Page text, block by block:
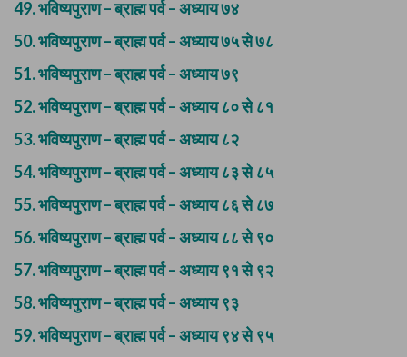
49.भविष्यपुराण – ब्राह्म पर्व – अध्याय ७४
50.भविष्यपुराण – ब्राह्म पर्व – अध्याय ७५ से ७८
51.भविष्यपुराण – ब्राह्म पर्व – अध्याय ७९
52.भविष्यपुराण – ब्राह्म पर्व – अध्याय ८० से ८१
53.भविष्यपुराण – ब्राह्म पर्व – अध्याय ८२
54.भविष्यपुराण – ब्राह्म पर्व – अध्याय ८३ से ८५
55.भविष्यपुराण – ब्राह्म पर्व – अध्याय ८६ से ८७
56.भविष्यपुराण – ब्राह्म पर्व – अध्याय ८८ से ९०
57.भविष्यपुराण – ब्राह्म पर्व – अध्याय ९१ से ९२
58.भविष्यपुराण – ब्राह्म पर्व – अध्याय ९३
59.भविष्यपुराण – ब्राह्म पर्व – अध्याय ९४ से ९५